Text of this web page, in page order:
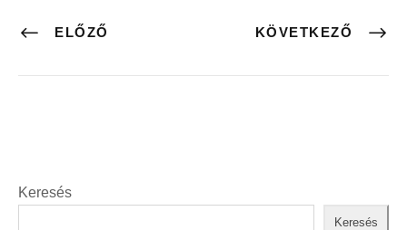
ELŐZŐ KÖVETKEZŐ
Keresés
Keresés